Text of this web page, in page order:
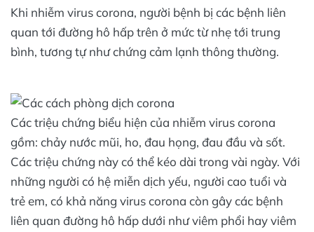
Khi nhiễm virus corona, người bệnh bị các bệnh liên
quan tới đường hô hấp trên ở mức từ nhẹ tới trung
bình, tương tự như chứng cảm lạnh thông thường.
Các triệu chứng biểu hiện của nhiễm virus corona
gồm: chảy nước mũi, ho, đau họng, đau đầu và sốt.
Các triệu chứng này có thể kéo dài trong vài ngày. Với
những người có hệ miễn dịch yếu, người cao tuổi và
trẻ em, có khả năng virus corona còn gây các bệnh
liên quan đường hô hấp dưới như viêm phổi hay viêm